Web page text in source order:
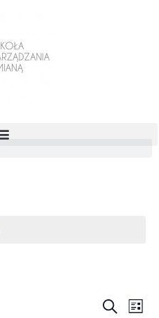
SEARCH
LIST